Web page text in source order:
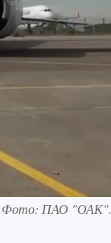
Фото: ПАО "ОАК".